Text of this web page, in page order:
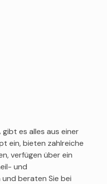
gibt es alles aus einer
ein, bieten zahlreiche
verfügen über ein
und
beraten Sie bei